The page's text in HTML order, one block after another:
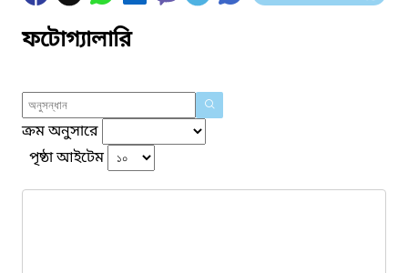
ফটোগ্যালারি
ক্রম অনুসারে
পৃষ্ঠা আইটেম